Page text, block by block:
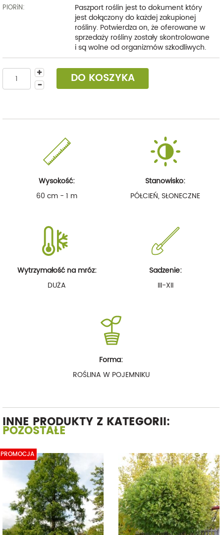
PIORiN:
Paszport roślin jest to dokument który
jest dołączony do każdej zakupionej
rośliny. Potwierdza on, że oferowane w
sprzedaży rośliny zostały skontrolowane
i są wolne od organizmów szkodliwych.
DO KOSZYKA
Wysokość:
60 cm - 1 m
Stanowisko:
PÓŁCIEŃ, SŁONECZNE
Wytrzymałość na mróz:
DUŻA
Sadzenie:
III-XII
Forma:
ROŚLINA W POJEMNIKU
INNE PRODUKTY Z KATEGORII:
POZOSTAŁE
PROMOCJA